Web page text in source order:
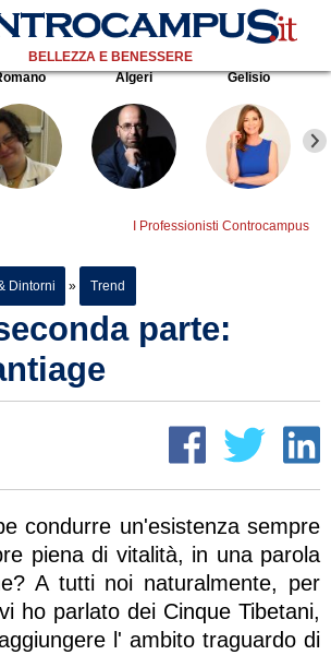
BELLEZZA E BENESSERE
Algeri Gelisio
I Professionisti Controcampus
Dintorni » Trend
parte:
condurre un'esistenza sempre
piena di vitalità, in una parola
A tutti noi naturalmente, per
ho parlato dei Cinque Tibetani,
l' ambito traguardo di